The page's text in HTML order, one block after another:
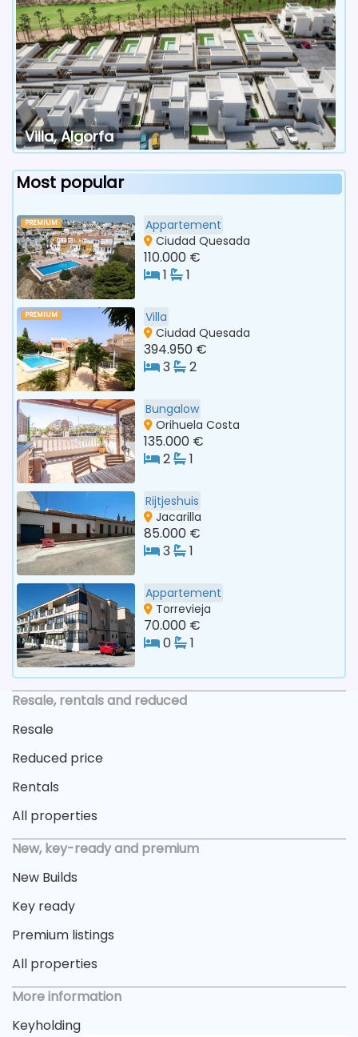
Villa, Algorfa
Most popular
PREMIUM
Appartement
Ciudad Quesada
110.000 €
1
1
PREMIUM
Villa
Ciudad Quesada
394.950 €
3
2
Bungalow
Orihuela Costa
135.000 €
2
1
Rijtjeshuis
Jacarilla
85.000 €
3
1
Appartement
Torrevieja
70.000 €
0
1
Resale, rentals and reduced
Resale
Reduced price
Rentals
All properties
New, key-ready and premium
New Builds
Key ready
Premium listings
All properties
More information
Keyholding